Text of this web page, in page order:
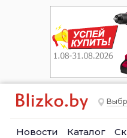
Новости Каталог